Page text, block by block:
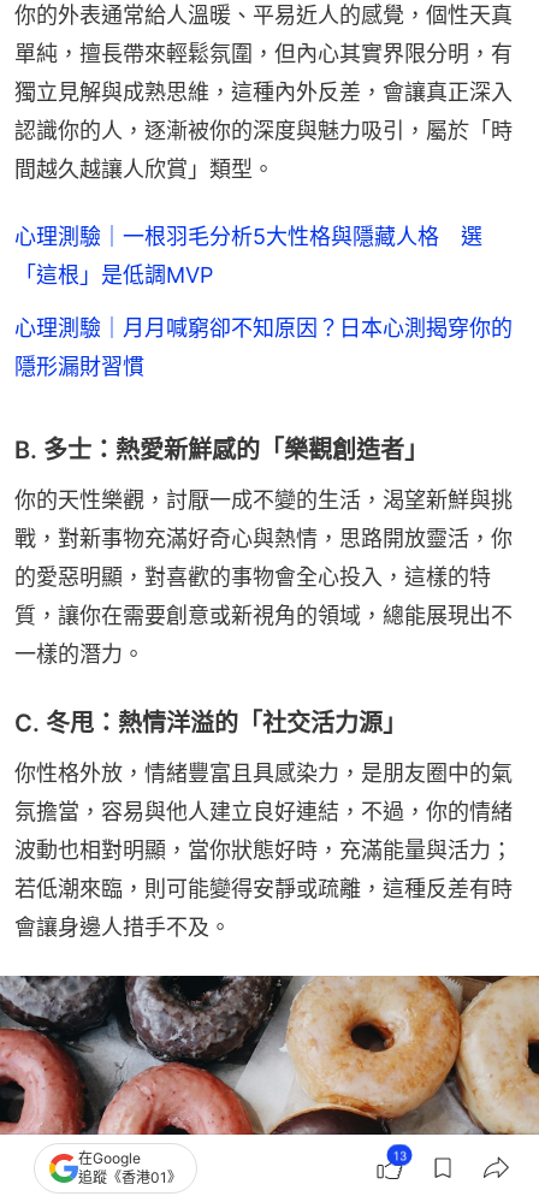
你的外表通常給人溫暖、平易近人的感覺，個性天真
單純，擅長帶來輕鬆氛圍，但內心其實界限分明，有
獨立見解與成熟思維，這種內外反差，會讓真正深入
認識你的人，逐漸被你的深度與魅力吸引，屬於「時
間越久越讓人欣賞」類型。
心理測驗｜一根羽毛分析5大性格與隱藏人格 選
「這根」是低調MVP
心理測驗｜月月喊窮卻不知原因？日本心測揭穿你的
隱形漏財習慣
B. 多士：熱愛新鮮感的「樂觀創造者」
你的天性樂觀，討厭一成不變的生活，渴望新鮮與挑
戰，對新事物充滿好奇心與熱情，思路開放靈活，你
的愛惡明顯，對喜歡的事物會全心投入，這樣的特
質，讓你在需要創意或新視角的領域，總能展現出不
一樣的潛力。
C. 冬甩：熱情洋溢的「社交活力源」
你性格外放，情緒豐富且具感染力，是朋友圈中的氣
氛擔當，容易與他人建立良好連結，不過，你的情緒
波動也相對明顯，當你狀態好時，充滿能量與活力；
若低潮來臨，則可能變得安靜或疏離，這種反差有時
會讓身邊人措手不及。
在Google
追蹤《香港01》
13